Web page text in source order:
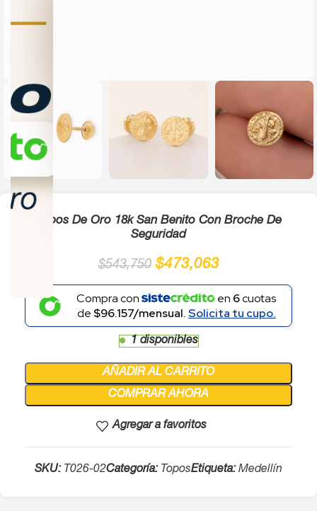
Topos De Oro 18k San Benito Con Broche De
Seguridad
$543,750 $473,063
Compra con en 6cuotas
de $96.157/mensual.Solicita tu cupo.
1 disponibles
AÑADIR AL CARRITO
COMPRAR AHORA
Agregar a favoritos
SKU: T026-02Categoría: ToposEtiqueta: Medellín